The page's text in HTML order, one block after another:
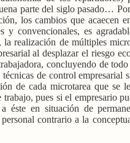
parte del siglo pasado…
los cambios que acaecen
y convencionales, es
realización de múltiples
al desplazar el riesgo
concluyendo de
de control empresarial
de cada microtarea que se
pues si el empresario
éste en situación de
contrario a la